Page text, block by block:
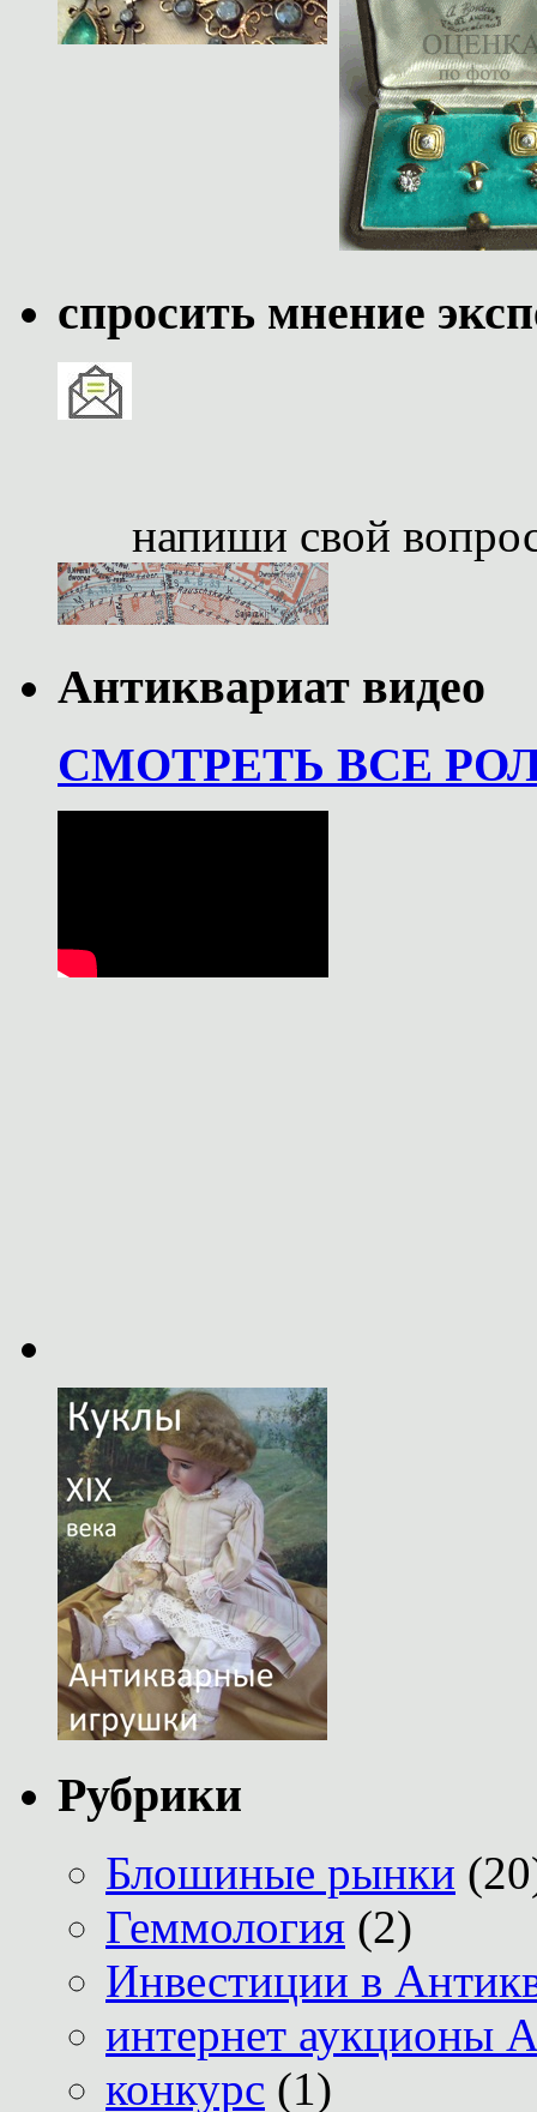
спросить мнение
напиши свой
Антиквариат видео
СМОТРЕТЬ ВСЕ
Рубрики
Блошиные рынки
Геммология (2)
Инвестиции в
интернет аукционы
конкурс (1)